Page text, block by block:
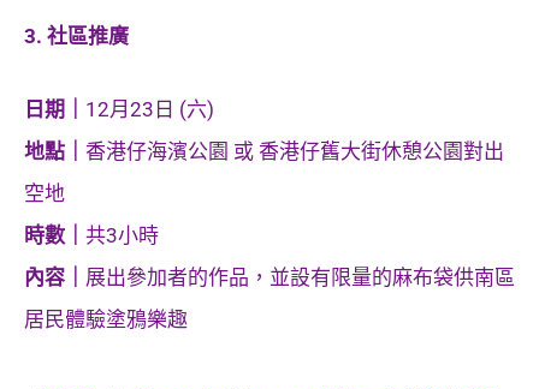
3. 社區推廣
日期｜ 12月23日 (六)
地點｜ 香港仔海濱公園 或 香港仔舊大街休憩公園對出
空地
時數｜ 共3小時
內容｜ 展出參加者的作品，並設有限量的麻布袋供南區
居民體驗塗鴉樂趣